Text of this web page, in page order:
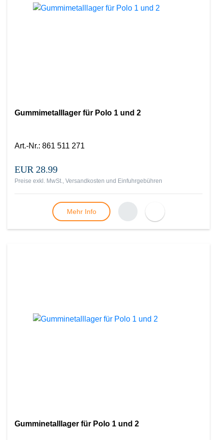
Gummimetalllager für Polo 1 und 2
Art.-Nr.: 861 511 271
EUR 28.99
Preise exkl. MwSt., Versandkosten und Einfuhrgebühren
Mehr Info
Gumminetalllager für Polo 1 und 2